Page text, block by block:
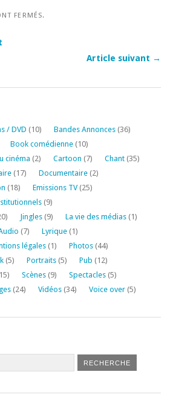
FERMÉS.
Article suivant →
/ DVD (10) Bandes Annonces (36)
Book comédienne (10)
cinéma (2) Cartoon (7) Chant (35)
(17) Documentaire (2)
(18) Emissions TV(25)
(9)
Jingles (9) La vie des médias (1)
(7) Lyrique (1)
légales (1) Photos (44)
(5) Portraits (5) Pub (12)
Scènes (9) Spectacles (5)
(24) Vidéos (34) Voice over (5)